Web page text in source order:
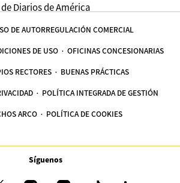
Diarios de América
DE AUTORREGULACIÓN COMERCIAL
DE USO OFICINAS CONCESIONARIAS
RECTORES BUENAS PRÁCTICAS
POLÍTICA INTEGRADA DE GESTIÓN
ARCO POLÍTICA DE COOKIES
Síguenos